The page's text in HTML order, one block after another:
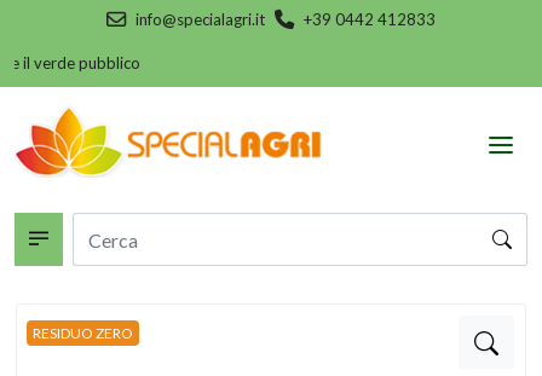
info@specialagri.it +39 0442 412833
il verde pubblico
RESIDUO ZERO